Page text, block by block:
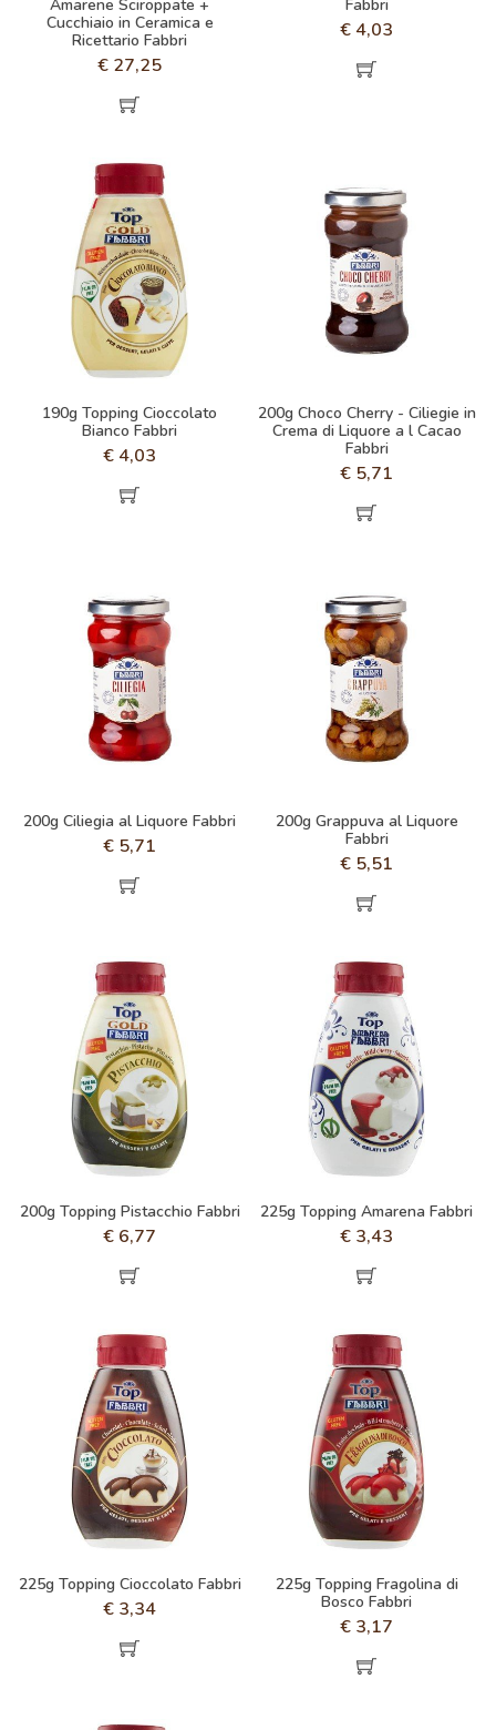
Amarene Sciroppate +
Cucchiaio in Ceramica e
Ricettario Fabbri
€ 27,25
Fabbri
€ 4,03
190g Topping Cioccolato
Bianco Fabbri
€ 4,03
200g Choco Cherry - Ciliegie in
Crema di Liquore a l Cacao
Fabbri
€ 5,71
200g Ciliegia al Liquore Fabbri
€ 5,71
200g Grappuva al Liquore
Fabbri
€ 5,51
200g Topping Pistacchio Fabbri
€ 6,77
225g Topping Amarena Fabbri
€ 3,43
225g Topping Cioccolato Fabbri
€ 3,34
225g Topping Fragolina di
Bosco Fabbri
€ 3,17